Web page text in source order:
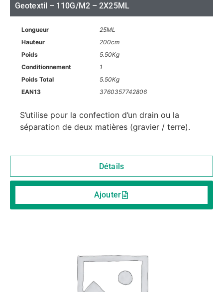
Geotextil – 110G/M2 – 2X25ML
Longueur
25ML
Hauteur
200cm
Poids
5.50Kg
Conditionnement
1
Poids Total
5.50Kg
EAN13
3760357742806
S’utilise pour la confection d’un drain ou la
séparation de deux matières (gravier / terre).
Détails
Ajouter